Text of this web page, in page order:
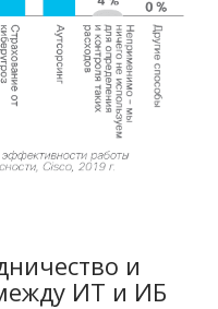
и
ИТ и ИБ